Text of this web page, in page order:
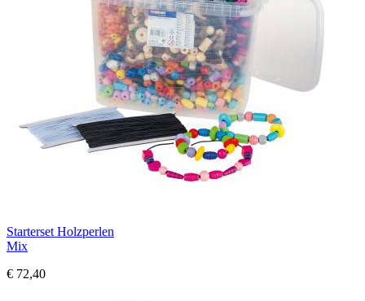
Starterset Holzperlen
Mix
€ 72,40